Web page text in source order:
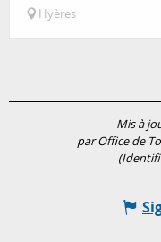
Hyères
Mis à
par Office de